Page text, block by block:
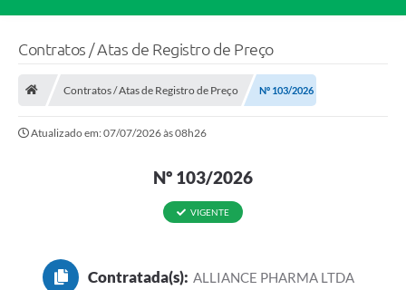
Legislação
Ouvidoria
Contratos / Atas de Registro de Preço
Contratos / Atas de Registro de Preço Nº 103/2026
Atualizado em: 07/07/2026 às 08h26
Nº 103/2026
VIGENTE
Contratada(s): ALLIANCE PHARMA LTDA